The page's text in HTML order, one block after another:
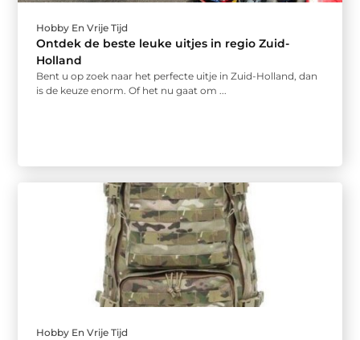
Hobby En Vrije Tijd
Ontdek de beste leuke uitjes in regio Zuid-
Holland
Bent u op zoek naar het perfecte uitje in Zuid-Holland, dan
is de keuze enorm. Of het nu gaat om ...
Hobby En Vrije Tijd